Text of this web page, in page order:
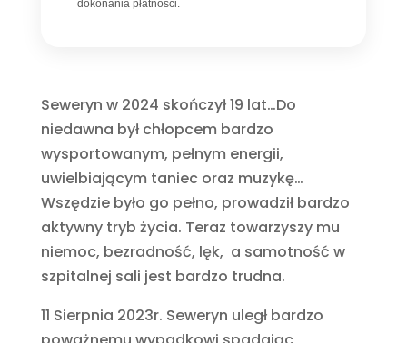
dokonania płatności.
Seweryn w 2024 skończył 19 lat…Do
niedawna był chłopcem bardzo
wysportowanym, pełnym energii,
uwielbiającym taniec oraz muzykę…
Wszędzie było go pełno, prowadził bardzo
aktywny tryb życia. Teraz towarzyszy mu
niemoc, bezradność, lęk, a samotność w
szpitalnej sali jest bardzo trudna.
11 Sierpnia 2023r. Seweryn uległ bardzo